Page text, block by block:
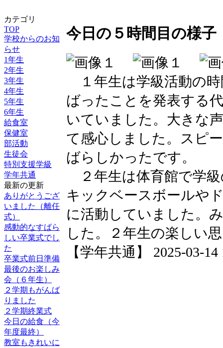
カテゴリ
TOP
学校からのお知
らせ
1年生
2年生
3年生
4年生
5年生
6年生
給食室
保健室
部活動
生徒会
特別支援学級
学年共通
最新の更新
ありがとうござ
いました（離任
式）
感動的なすばら
しい卒業式でし
た
卒業式前日準備
最後のお楽しみ
会（６年生）
２学期もがんば
りました
２学期終業式
今日の給食（今
年度最終）
教室もきれいに
今日の５時間目の様子
１年生は学級活動の
ばったことを発表する
いていました。大きな
て感心しました。スピ
ばらしかったです。
２年生は体育館で学
キックベースボールや
に活動していました。
した。２年生の楽しい
【学年共通】 2025-03-14